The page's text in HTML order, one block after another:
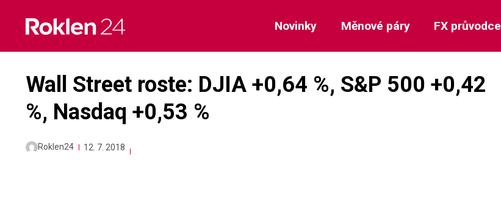
content
Novinky Měnové páry FX průvodce
Wall Street roste: DJIA +0,64 %, S&P 500 +0,42
%, Nasdaq +0,53 %
Roklen24 12. 7. 2018